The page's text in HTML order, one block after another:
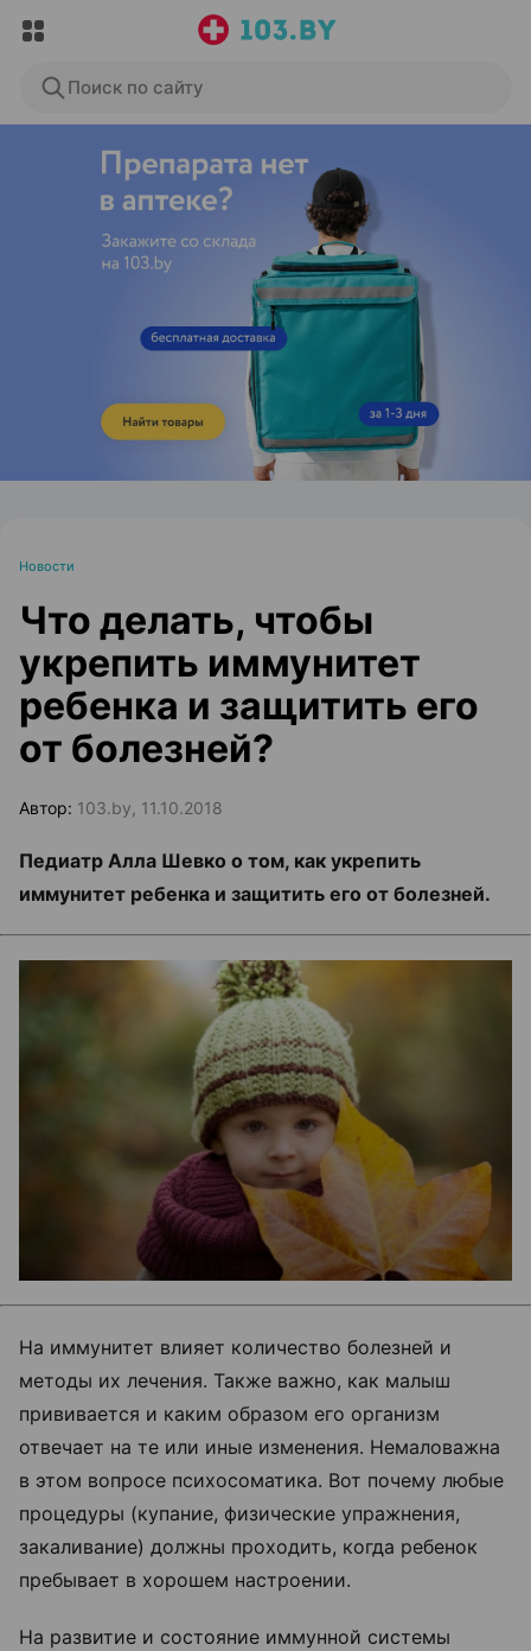
Поиск по сайту
ЭФФЕКТИВНАЯ РЕКЛАМА НА САЙТЕ
Новости
Что делать, чтобы
укрепить иммунитет
ребенка и защитить его
от болезней?
Автор: 103.by, 11.10.2018
Педиатр Алла Шевко о том, как укрепить
иммунитет ребенка и защитить его от болезней.
На иммунитет влияет количество болезней и
методы их лечения. Также важно, как малыш
прививается и каким образом его организм
отвечает на те или иные изменения. Немаловажна
в этом вопросе психосоматика. Вот почему любые
процедуры (купание, физические упражнения,
закаливание) должны проходить, когда ребенок
пребывает в хорошем настроении.
На развитие и состояние иммунной системы